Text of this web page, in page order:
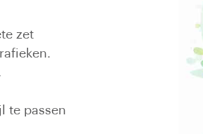
zet
te passen